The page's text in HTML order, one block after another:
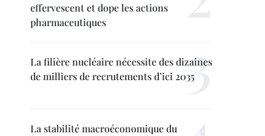
effervescent et dope les actions
pharmaceutiques
La filière nucléaire nécessite des dizaines
de milliers de recrutements d’ici 2035
La stabilité macroéconomique du